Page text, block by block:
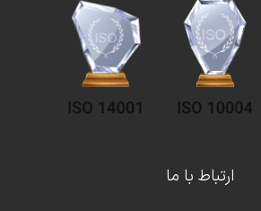
ارتباط با ما